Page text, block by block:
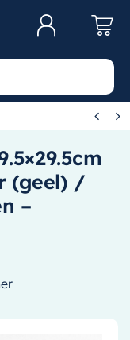
 
(geel) /
–